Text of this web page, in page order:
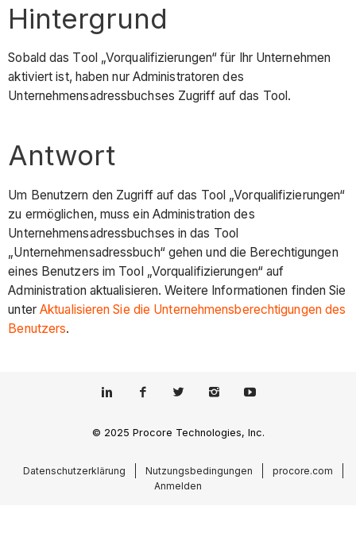
Hintergrund
Sobald das Tool „Vorqualifizierungen“ für Ihr Unternehmen
aktiviert ist, haben nur Administratoren des
Unternehmensadressbuchses Zugriff auf das Tool.
Antwort
Um Benutzern den Zugriff auf das Tool „Vorqualifizierungen“
zu ermöglichen, muss ein Administration des
Unternehmensadressbuchses in das Tool
„Unternehmensadressbuch“ gehen und die Berechtigungen
eines Benutzers im Tool „Vorqualifizierungen“ auf
Administration aktualisieren. Weitere Informationen finden Sie
unter Aktualisieren Sie die Unternehmensberechtigungen des
Benutzers.
© 2025 Procore Technologies, Inc.
Datenschutzerklärung Nutzungsbedingungen
procore.com
Anmelden